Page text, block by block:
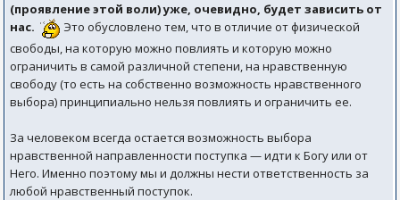
(проявление этой воли) уже, очевидно, будет зависить от
нас.
Это обусловлено тем, что в отличие от физической
свободы, на которую можно повлиять и которую можно
ограничить в самой различной степени, на нравственную
свободу (то есть на собственно возможность нравственного
выбора) принципиально нельзя повлиять и ограничить ее.
За человеком всегда остается возможность выбора
нравственной направленности поступка — идти к Богу или от
Него. Именно поэтому мы и должны нести ответственность за
любой нравственный поступок.